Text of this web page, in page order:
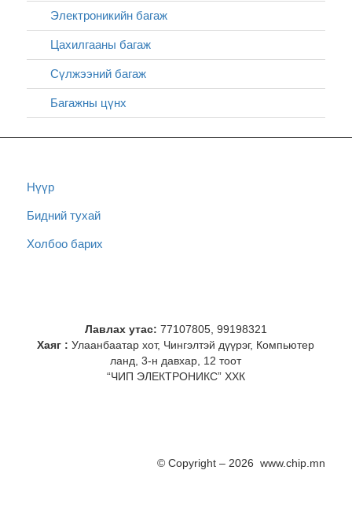
Электроникийн багаж
Цахилгааны багаж
Сүлжээний багаж
Багажны цүнх
Нүүр
Бидний тухай
Холбоо барих
Лавлах утас: 77107805, 99198321
Хаяг : Улаанбаатар хот, Чингэлтэй дүүрэг, Компьютер
ланд, 3-н давхар, 12 тоот
“ЧИП ЭЛЕКТРОНИКС” ХХК
© Copyright – 2026 www.chip.mn